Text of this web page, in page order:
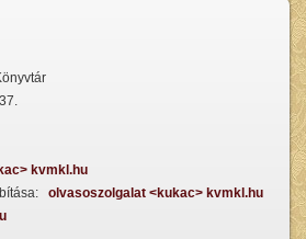
kvmkl.hu
olvasoszolgalat <kukac> kvmkl.hu